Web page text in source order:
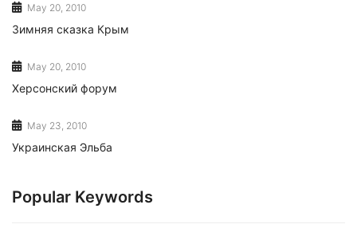
May 20, 2010
Зимняя сказка Крым
May 20, 2010
Херсонский форум
May 23, 2010
Украинская Эльба
Popular Keywords